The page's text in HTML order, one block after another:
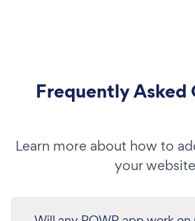
Frequently Asked
Learn more about how to
your